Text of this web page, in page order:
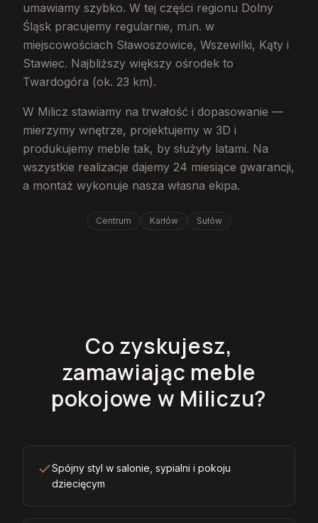
umawiamy szybko. W tej części regionu Dolny
Śląsk pracujemy regularnie, m.in. w
miejscowościach Sławoszowice, Wszewilki, Kąty i
Stawiec. Najbliższy większy ośrodek to
Twardogóra (ok. 23 km).
W Milicz stawiamy na trwałość i dopasowanie —
mierzymy wnętrze, projektujemy w 3D i
produkujemy meble tak, by służyły latami. Na
wszystkie realizacje dajemy 24 miesiące gwarancji,
a montaż wykonuje nasza własna ekipa.
Centrum Karłów Sułów
Co zyskujesz,
zamawiając meble
pokojowe w Miliczu?
Spójny styl w salonie, sypialni i pokoju
dziecięcym